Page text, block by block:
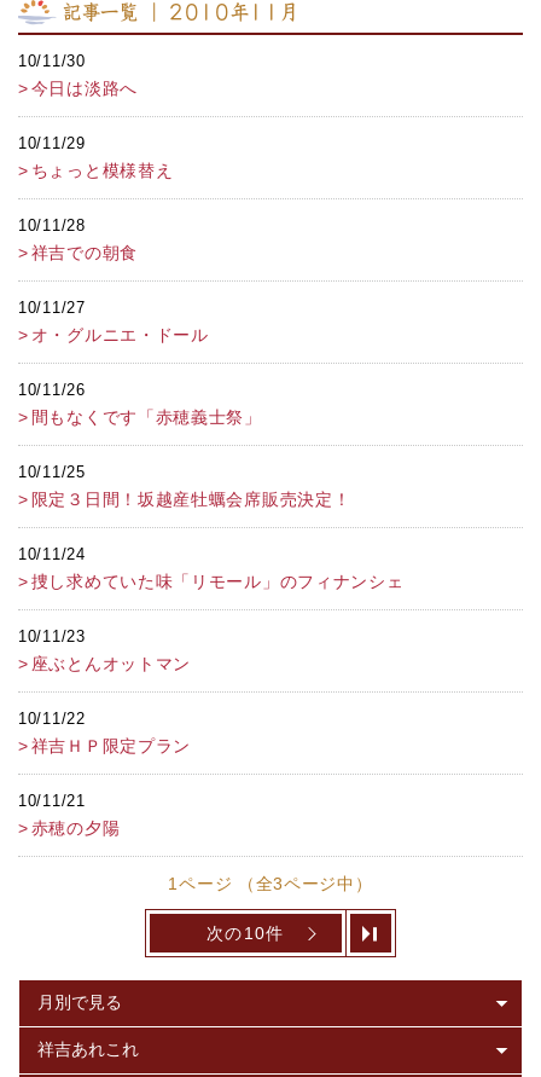
記事一覧 ｜ 2010年11月
10/11/30
今日は淡路へ
10/11/29
ちょっと模様替え
10/11/28
祥吉での朝食
10/11/27
オ・グルニエ・ドール
10/11/26
間もなくです「赤穂義士祭」
10/11/25
限定３日間！坂越産牡蠣会席販売決定！
10/11/24
捜し求めていた味「リモール」のフィナンシェ
10/11/23
座ぶとんオットマン
10/11/22
祥吉ＨＰ限定プラン
10/11/21
赤穂の夕陽
1ページ （全3ページ中）
次の10件